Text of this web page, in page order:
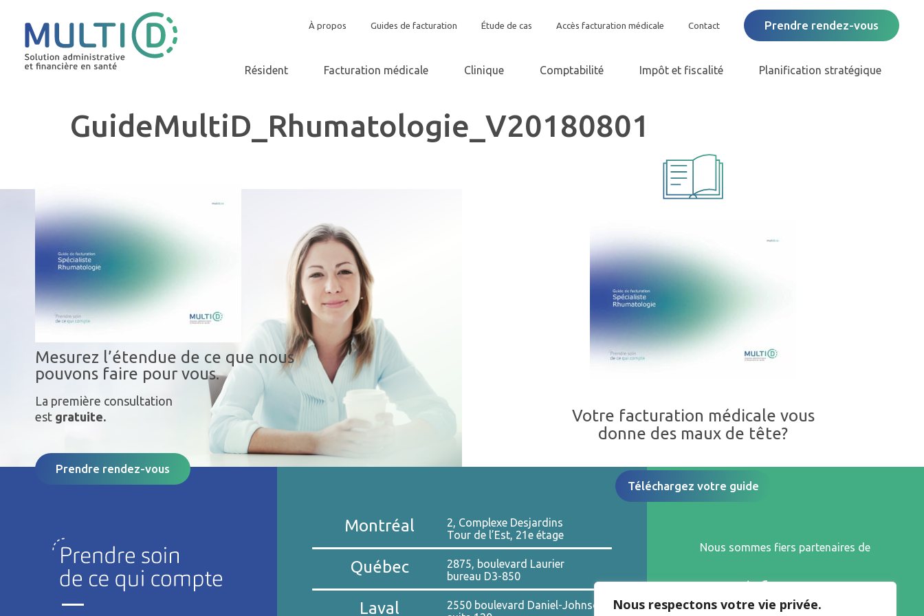
Nous respectons votre vie privée.
À propos Guides de facturation Étude de cas Accès facturation médicale Contact Prendre rendez-vous
Résident Facturation médicale Clinique Comptabilité Impôt et fiscalité Planification stratégique
GuideMultiD_Rhumatologie_V20180801
Mesurez l’étendue de ce que nous
pouvons faire pour vous.
La première consultation
est gratuite.
Prendre rendez-vous
Votre facturation médicale vous
donne des maux de tête?
Téléchargez votre guide
Montréal
2, Complexe Desjardins
Tour de l’Est, 21e étage
Québec
2875, boulevard Laurier
bureau D3-850
Laval
2550 boulevard Daniel-Johnson,
Nous sommes fiers partenaires de